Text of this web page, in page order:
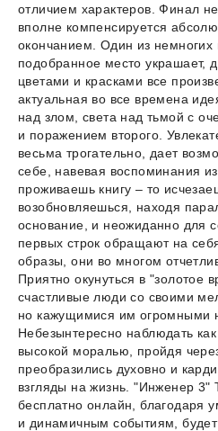
отличием характеров. Финал
вполне компенсируется
окончанием. Один из немногих
подобранное место украшает,
цветами и красками все
актуальная во все времена
над злом, света над тьмой с
и поражением второго.
весьма трогательно, дает
себе, навевая воспоминания
проживаешь книгу – то
возобновляешься, находя
основание, и неожиданно для
первых строк обращают на
образы, они во многом
Приятно окунуться в "золотое
счастливые люди со своими
но кажущимися им огромными
Небезынтересно наблюдать
высокой моралью, пройдя
преобразились духовно и
взгляды на жизнь. "Инженер 3"
бесплатно онлайн, благодаря
и динамичным событиям, будет